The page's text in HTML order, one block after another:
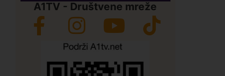
A1TV - Društvene mreže